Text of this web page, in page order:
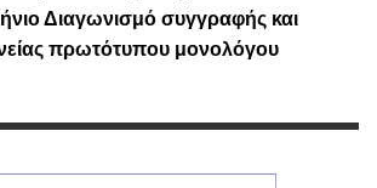
Διαγωνισμό συγγραφής και
πρωτότυπου μονολόγου